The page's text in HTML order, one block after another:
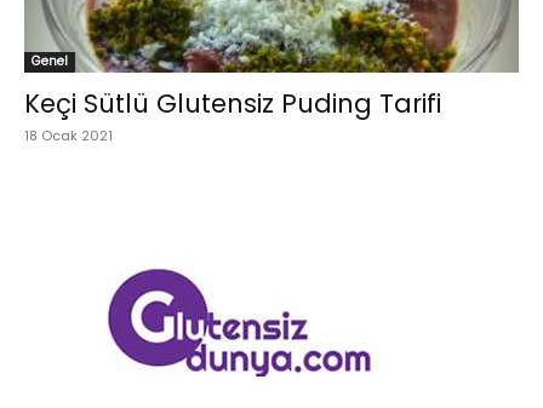
Genel
Keçi Sütlü Glutensiz Puding Tarifi
18 Ocak 2021